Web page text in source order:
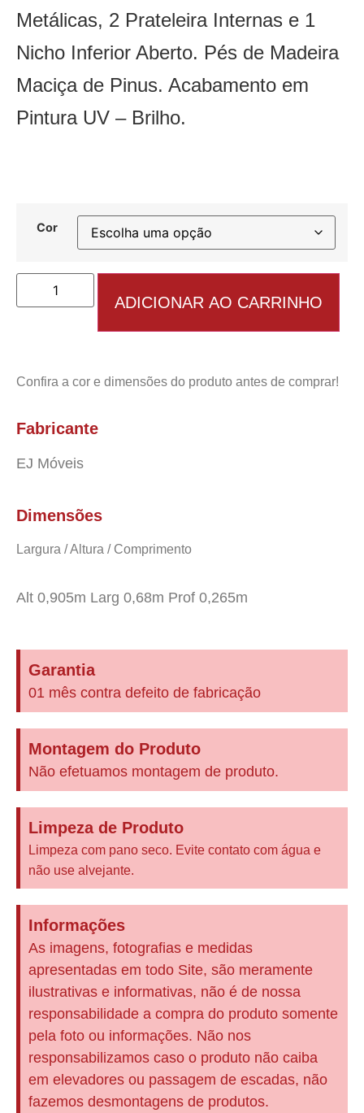
Metálicas, 2 Prateleira Internas e 1
Nicho Inferior Aberto. Pés de Madeira
Maciça de Pinus. Acabamento em
Pintura UV – Brilho.
Cor
ADICIONAR AO CARRINHO
Confira a cor e dimensões do produto antes de comprar!
Fabricante
EJ Móveis
Dimensões
Largura / Altura / Comprimento
Alt 0,905m Larg 0,68m Prof 0,265m
Garantia
01 mês contra defeito de fabricação
Montagem do Produto
Não efetuamos montagem de produto.
Limpeza de Produto
Limpeza com pano seco. Evite contato com água e
não use alvejante.
Informações
As imagens, fotografias e medidas
apresentadas em todo Site, são meramente
ilustrativas e informativas, não é de nossa
responsabilidade a compra do produto somente
pela foto ou informações. Não nos
responsabilizamos caso o produto não caiba
em elevadores ou passagem de escadas, não
fazemos desmontagens de produtos.